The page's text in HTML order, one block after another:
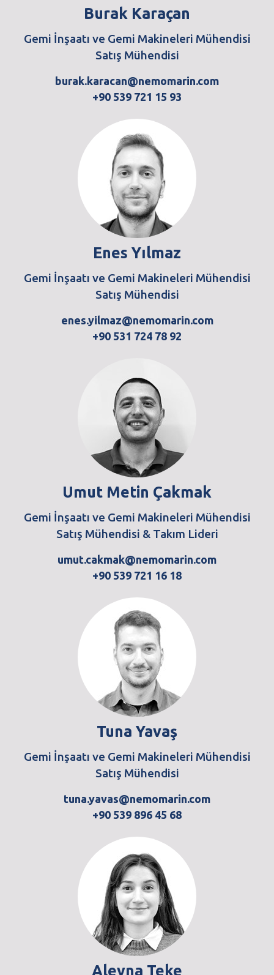
Burak Karaçan
Gemi İnşaatı ve Gemi Makineleri Mühendisi
Satış Mühendisi
burak.karacan@nemomarin.com
+90 539 721 15 93
Enes Yılmaz
Gemi İnşaatı ve Gemi Makineleri Mühendisi
Satış Mühendisi
enes.yilmaz@nemomarin.com
+90 531 724 78 92
Umut Metin Çakmak
Gemi İnşaatı ve Gemi Makineleri Mühendisi
Satış Mühendisi & Takım Lideri
umut.cakmak@nemomarin.com
+90 539 721 16 18
Tuna Yavaş
Gemi İnşaatı ve Gemi Makineleri Mühendisi
Satış Mühendisi
tuna.yavas@nemomarin.com
+90 539 896 45 68
Aleyna Teke